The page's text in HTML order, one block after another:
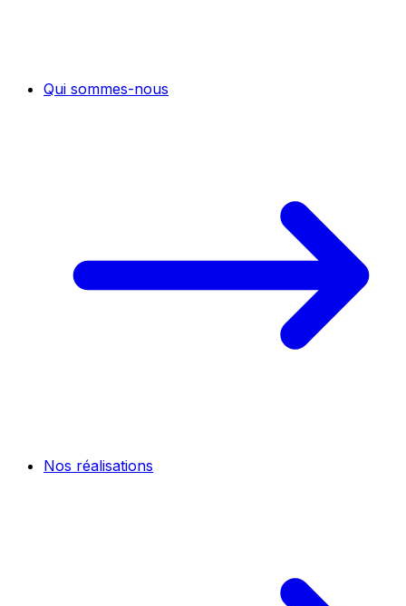
Qui sommes-nous
Nos réalisations